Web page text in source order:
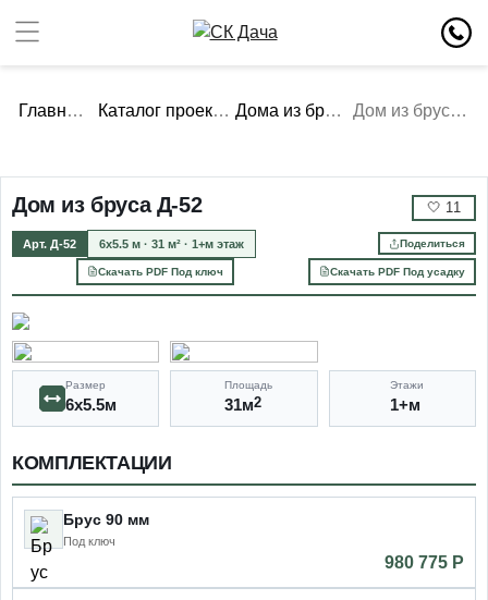
Главная Каталог проектов Дома из бруса Дом из бруса Д-52
Дом из бруса Д-52 🤍 11
Арт. Д-52 6х5.5 м · 31 м² · 1+м этаж Поделиться
Скачать PDF Под ключ Скачать PDF Под усадку
Размер
6х5.5м
Площадь
31м2
Этажи
1+м
КОМПЛЕКТАЦИИ
Брус 90 мм
Под ключ
980 775 P